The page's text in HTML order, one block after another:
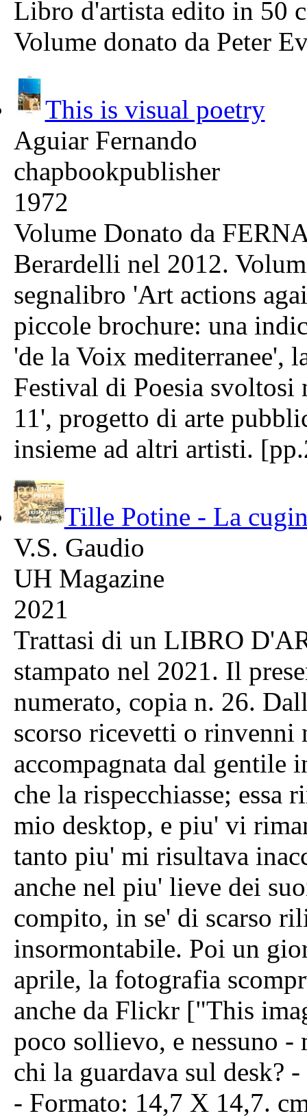
Libro d'artista edito in 50
Volume donato da Peter
This is visual poetry
Aguiar Fernando
chapbookpublisher
1972
Volume Donato da
Berardelli nel 2012.
segnalibro 'Art actions
piccole brochure: una
'de la Voix mediterranee',
Festival di Poesia
11', progetto di arte
insieme ad altri artisti.
Tille Potine - La
V.S. Gaudio
UH Magazine
2021
Trattasi di un LIBRO
stampato nel 2021. Il
numerato, copia n. 26.
scorso ricevetti o rinvenni
accompagnata dal gentile
che la rispecchiasse; essa
mio desktop, e piu' vi
tanto piu' mi risultava
anche nel piu' lieve dei
compito, in se' di scarso
insormontabile. Poi un
aprile, la fotografia
anche da Flickr ["This
poco sollievo, e nessuno
chi la guardava sul desk?
- Formato: 14,7 X 14,7.